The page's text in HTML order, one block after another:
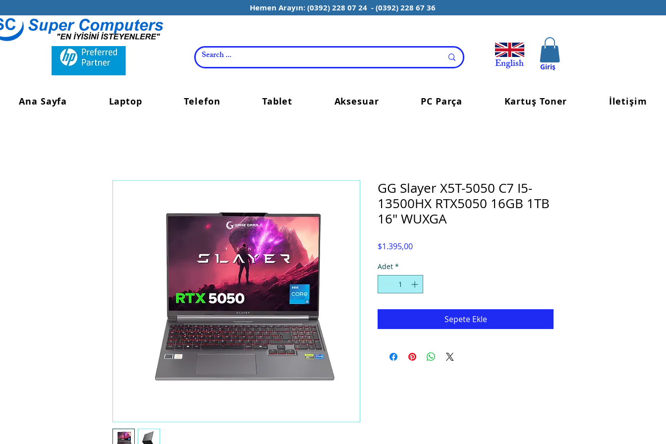
Giriş
English
Hemen Arayın: (0392) 228 07 24 - (0392) 228 67 36
GG Slayer X5T-5050 C7 I5-
13500HX RTX5050 16GB 1TB
16" WUXGA
$1.395,00Fiyat
Adet *
Sepete Ekle
Ana Sayfa Laptop Telefon Tablet Aksesuar PC Parça Kartuş Toner İletişim